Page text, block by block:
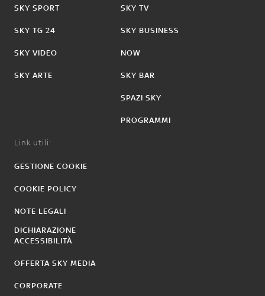
SKY SPORT
SKY TG 24
SKY VIDEO
SKY ARTE
SKY TV
SKY BUSINESS
NOW
SKY BAR
SPAZI SKY
PROGRAMMI
Link utili:
GESTIONE COOKIE
COOKIE POLICY
NOTE LEGALI
DICHIARAZIONE
ACCESSIBILITÀ
OFFERTA SKY MEDIA
CORPORATE